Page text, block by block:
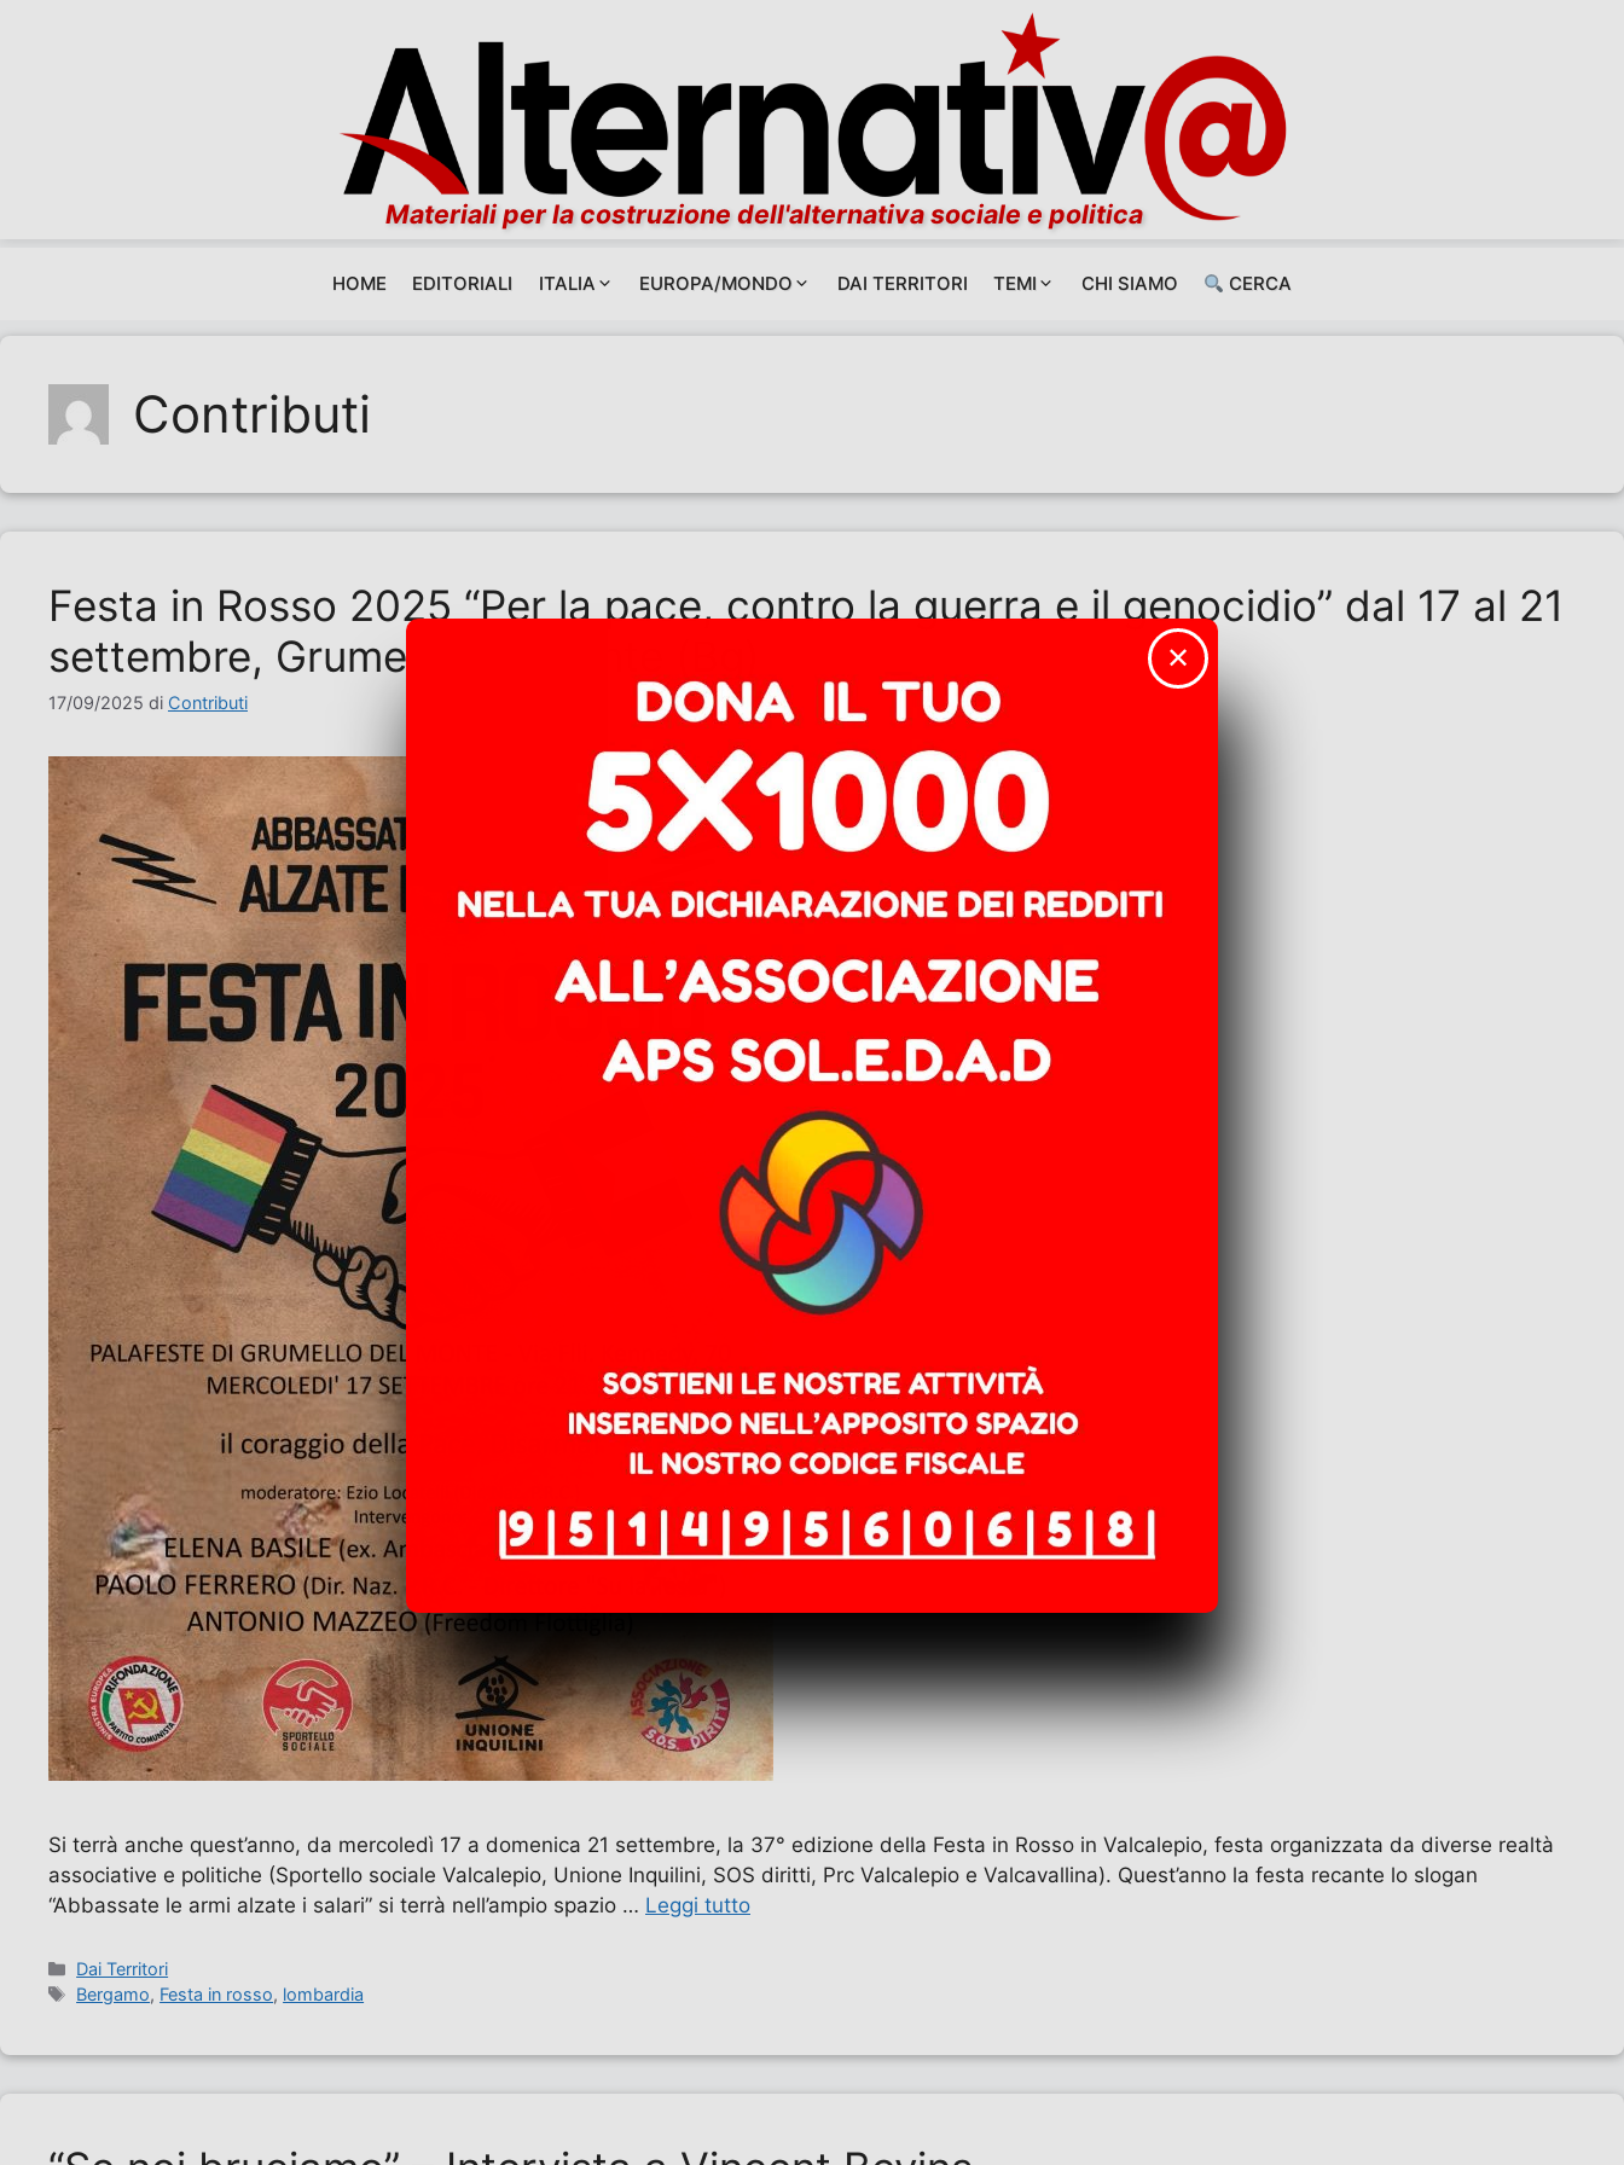
Materiali per la costruzione dell'alternativa sociale e politica
HOME EDITORIALI ITALIA EUROPA/MONDO DAI TERRITORI TEMI CHI SIAMO CERCA
Contributi
Festa in Rosso 2025 “Per la pace, contro la guerra e il genocidio” dal 17 al 21
settembre, Grumello del Monte (Bg)
17/09/2025 di Contributi
Si terrà anche quest’anno, da mercoledì 17 a domenica 21 settembre, la 37° edizione della Festa in Rosso in Valcalepio, festa organizzata da diverse realtà
associative e politiche (Sportello sociale Valcalepio, Unione Inquilini, SOS diritti, Prc Valcalepio e Valcavallina). Quest’anno la festa recante lo slogan
“Abbassate le armi alzate i salari” si terrà nell’ampio spazio … Leggi tutto
Categorie
Dai Territori
Tag
Bergamo, Festa in rosso, lombardia
✕